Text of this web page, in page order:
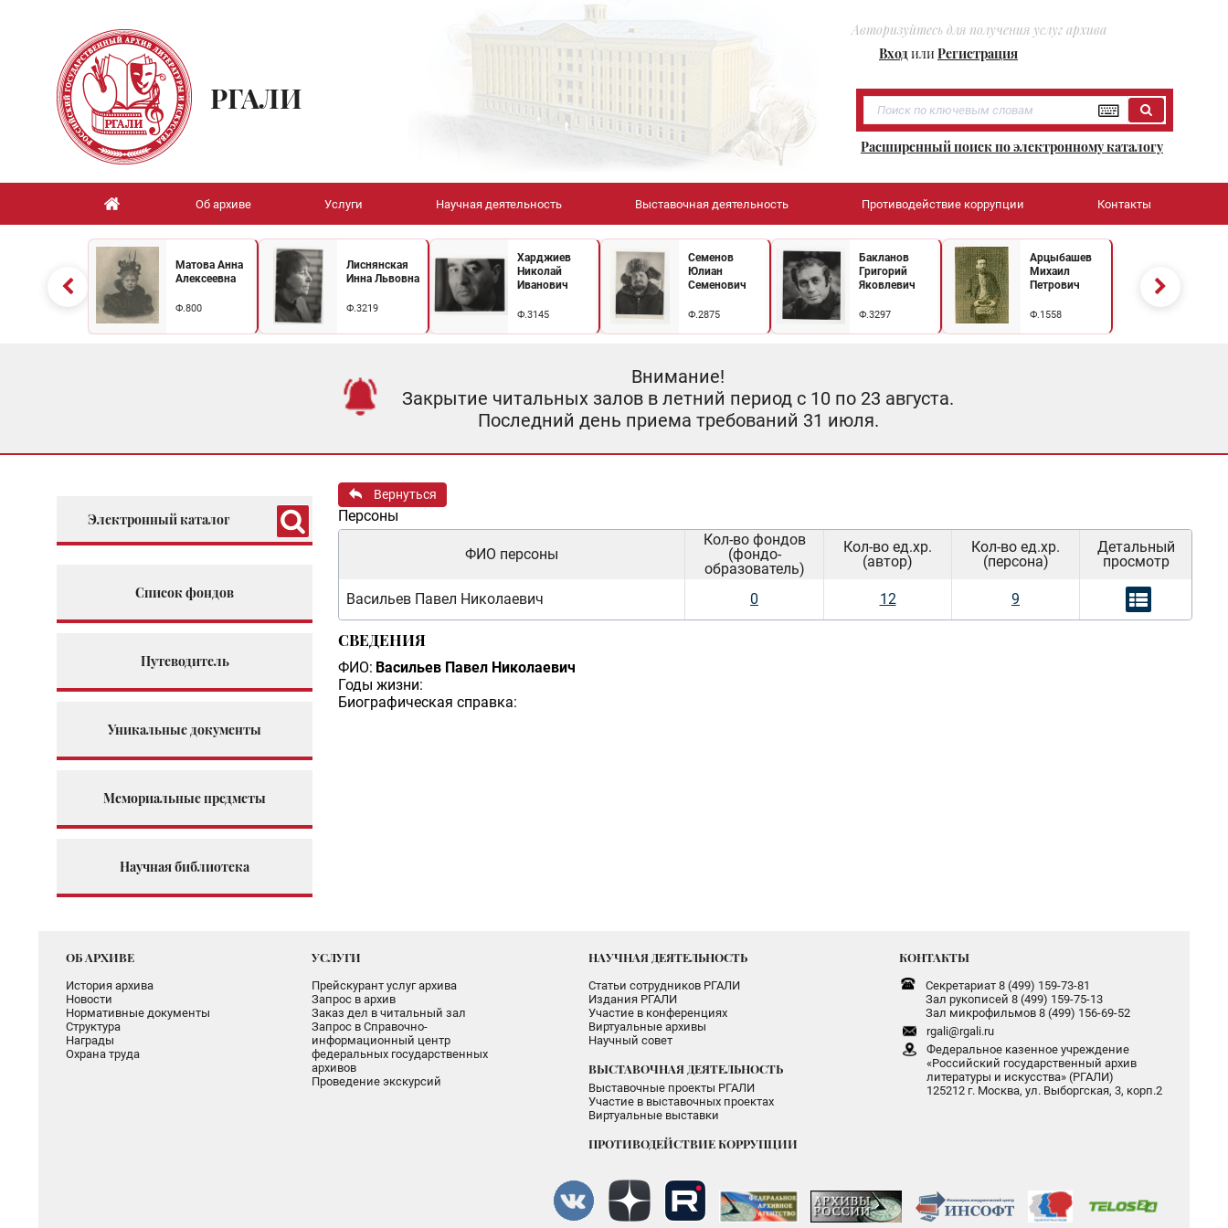
Авторизуйтесь для получения услуг архива
ВходилиРегистрация
РГАЛИ
Расширенный поиск по электронному каталогу
Об архиве Услуги Научная деятельность Выставочная деятельность Противодействие коррупции Контакты
Матова Анна
Алексеевна
Ф.800
Лиснянская
Инна Львовна
Ф.3219
Харджиев
Николай
Иванович
Ф.3145
Семенов
Юлиан
Семенович
Ф.2875
Бакланов
Григорий
Яковлевич
Ф.3297
Арцыбашев
Михаил
Петрович
Ф.1558
Внимание!
Закрытие читальных залов в летний период с 10 по 23 августа.
Последний день приема требований 31 июля.
Электронный каталог
Список фондов
Путеводитель
Уникальные документы
Мемориальные предметы
Научная библиотека
Вернуться
Персоны
ФИО персоны
Кол-во фондов
(фондо-
образователь)
Кол-во ед.хр.
(автор)
Кол-во ед.хр.
(персона)
Детальный
просмотр
Васильев Павел Николаевич 0 12 9
СВЕДЕНИЯ
ФИО: Васильев Павел Николаевич
Годы жизни:
Биографическая справка:
ОБ АРХИВЕ
История архива
Новости
Нормативные документы
Структура
Награды
Охрана труда
УСЛУГИ
Прейскурант услуг архива
Запрос в архив
Заказ дел в читальный зал
Запрос в Справочно-
информационный центр
федеральных государственных
архивов
Проведение экскурсий
НАУЧНАЯ ДЕЯТЕЛЬНОСТЬ
Статьи сотрудников РГАЛИ
Издания РГАЛИ
Участие в конференциях
Виртуальные архивы
Научный совет
ВЫСТАВОЧНАЯ ДЕЯТЕЛЬНОСТЬ
Выставочные проекты РГАЛИ
Участие в выставочных проектах
Виртуальные выставки
ПРОТИВОДЕЙСТВИЕ КОРРУПЦИИ
КОНТАКТЫ
Секретариат 8 (499) 159-73-81
Зал рукописей 8 (499) 159-75-13
Зал микрофильмов 8 (499) 156-69-52
rgali@rgali.ru
Федеральное казенное учреждение
«Российский государственный архив
литературы и искусства» (РГАЛИ)
125212 г. Москва, ул. Выборгская, 3, корп.2